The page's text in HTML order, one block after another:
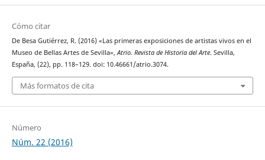
Cómo citar
De Besa Gutiérrez, R. (2016) «Las primeras exposiciones de artistas vivos en el
Museo de Bellas Artes de Sevilla»,Atrio. Revista de Historia del Arte. Sevilla,
España, (22), pp. 118–129. doi: 10.46661/atrio.3074.
Más formatos de cita
Número
Núm. 22 (2016)